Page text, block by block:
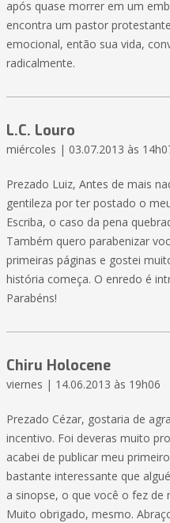
após quase morrer em um
encontra um pastor
emocional, então sua vida,
radicalmente.
L.C. Louro
miércoles | 03.07.2013 às
Prezado Luiz, Antes de mais
gentileza por ter postado o
Escriba, o caso da pena
Também quero parabenizar
primeiras páginas e gostei
história começa. O enredo é
Parabéns!
Chiru Holocene
viernes | 14.06.2013 às 19h06
Prezado Cézar, gostaria de
incentivo. Foi deveras muito
acabei de publicar meu
bastante interessante que
a sinopse, o que você o fez de
Muito obrigado, mesmo.